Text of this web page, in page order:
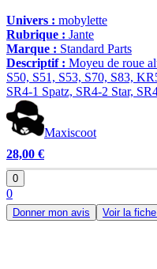
Univers : mobylette
Rubrique : Jante
Marque : Standard Parts
Descriptif : Moyeu de roue
S50, S51, S53, S70, S83,
SR4-1 Spatz, SR4-2 Star,
Maxiscoot
28,00 €
0
0
Donner mon avis Voir la